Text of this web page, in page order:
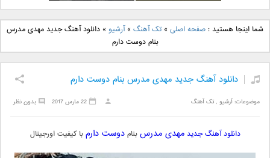
دانلود آهنگ جدید بهنام
بانی بنام قرص قمر 2
دانلود آهنگ جدید علی
یاسینی بنام دورترین نزدیک
شما اینجا هستید :صفحه اصلی »تک آهنگ »آرشیو »دانلود آهنگ جدید مهدی مدرس
بنام دوست دارم
دانلود آهنگ جدید مهدی مدرس بنام دوست دارم
موضوعات:آرشیو ,تک آهنگ بدون نظر 22 مارس 2017
دانلود آهنگ جدید مهدی مدرسبنامدوست دارمبا کیفیت اورجینال